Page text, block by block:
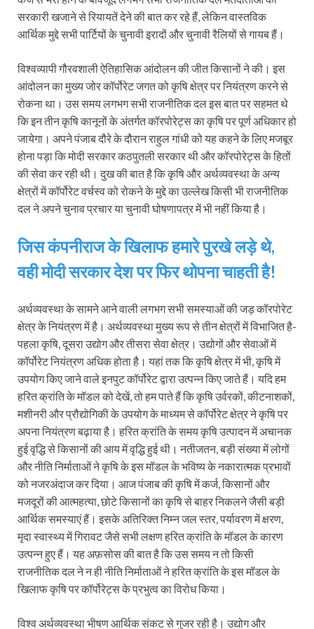
सरकारी खजाने से रियायतें देने की बात कर रहे हैं, लेकिन वास्तविक
आर्थिक मुद्दे सभी पार्टियों के चुनावी इरादों और चुनावी रैलियों से गायब हैं।
विश्वव्यापी गौरवशाली ऐतिहासिक आंदोलन की जीत किसानों ने की। इस
आंदोलन का मुख्य जोर कॉर्पोरेट जगत को कृषि क्षेत्र पर नियंत्रण करने से
रोकना था। उस समय लगभग सभी राजनीतिक दल इस बात पर सहमत थे
कि इन तीन कृषि कानूनों के अंतर्गत कॉरपोरेट्स का कृषि पर पूर्ण अधिकार हो
जायेगा। अपने पंजाब दौरे के दौरान राहुल गांधी को यह कहने के लिए मजबूर
होना पड़ा कि मोदी सरकार कठपुतली सरकार थी और कॉरपोरेट्स के हितों
की सेवा कर रही थी। दुख की बात है कि कृषि और अर्थव्यवस्था के अन्य
क्षेत्रों में कॉर्पोरेट वर्चस्व को रोकने के मुद्दे का उल्लेख किसी भी राजनीतिक
दल ने अपने चुनाव प्रचार या चुनावी घोषणापत्र में भी नहीं किया है।
जिस कंपनीराज के खिलाफ हमारे पुरखे लड़े थे,
वही मोदी सरकार देश पर फिर थोपना चाहती है!
अर्थव्यवस्था के सामने आने वाली लगभग सभी समस्याओं की जड़ कॉरपोरेट
क्षेत्र के नियंत्रण में है। अर्थव्यवस्था मुख्य रूप से तीन क्षेत्रों में विभाजित है-
पहला कृषि, दूसरा उद्योग और तीसरा सेवा क्षेत्र। उद्योगों और सेवाओं में
कॉर्पोरेट नियंत्रण अधिक होता है। यहां तक कि कृषि क्षेत्र में भी, कृषि में
उपयोग किए जाने वाले इनपुट कॉर्पोरेट द्वारा उत्पन्न किए जाते हैं। यदि हम
हरित क्रांति के मॉडल को देखें, तो हम पाते हैं कि कृषि उर्वरकों, कीटनाशकों,
मशीनरी और प्रौद्योगिकी के उपयोग के माध्यम से कॉर्पोरेट क्षेत्र ने कृषि पर
अपना नियंत्रण बढ़ाया है। हरित क्रांति के समय कृषि उत्पादन में अचानक
हुई वृद्धि से किसानों की आय में वृद्धि हुई थी। नतीजतन, बड़ी संख्या में लोगों
और नीति निर्माताओं ने कृषि के इस मॉडल के भविष्य के नकारात्मक प्रभावों
को नजरअंदाज कर दिया। आज पंजाब की कृषि में कर्ज, किसानों और
मजदूरों की आत्महत्या, छोटे किसानों का कृषि से बाहर निकलने जैसी बड़ी
आर्थिक समस्याएं हैं। इसके अतिरिक्त निम्न जल स्तर, पर्यावरण में क्षरण,
मृदा स्वास्थ्य में गिरावट जैसे सभी लक्षण हरित क्रांति के मॉडल के कारण
उत्पन्न हुए हैं। यह अफ़सोस की बात है कि उस समय न तो किसी
राजनीतिक दल ने न ही नीति निर्माताओं ने हरित क्रांति के इस मॉडल के
खिलाफ कृषि पर कॉर्पोरेट्स के प्रभुत्व का विरोध किया।
विश्व अर्थव्यवस्था भीषण आर्थिक संकट से गुजर रही है। उद्योग और